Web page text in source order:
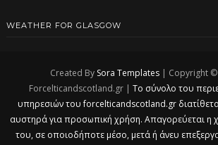
WEATHER FOR GLASGOW
Created By Sora Templates| Copyright ©
Forcelticandscotland.gr |Το σύνολο του
υπηρεσιών του forcelticandscotland.gr
αυστηρά για προσωπική χρήση. Απαγορεύεται η
του, σε οποιοδήποτε μέσο, μετά ή άνευ